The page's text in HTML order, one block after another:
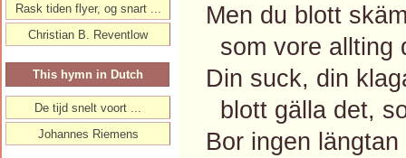
Men du blott
som vore allting
Din suck, din
blott gälla det,
Bor ingen
Rask tiden flyer, og snart ...
Christian B. Reventlow
This hymn in Dutch
De tijd snelt voort ...
Johannes Riemens